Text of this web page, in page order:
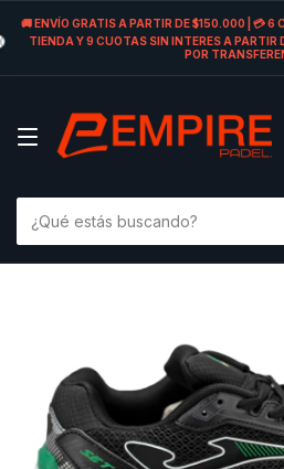
🚚 ENVÍO GRATIS A PARTIR DE $150.000 | 💳 6
TIENDA Y 9 CUOTAS SIN INTERES A
POR